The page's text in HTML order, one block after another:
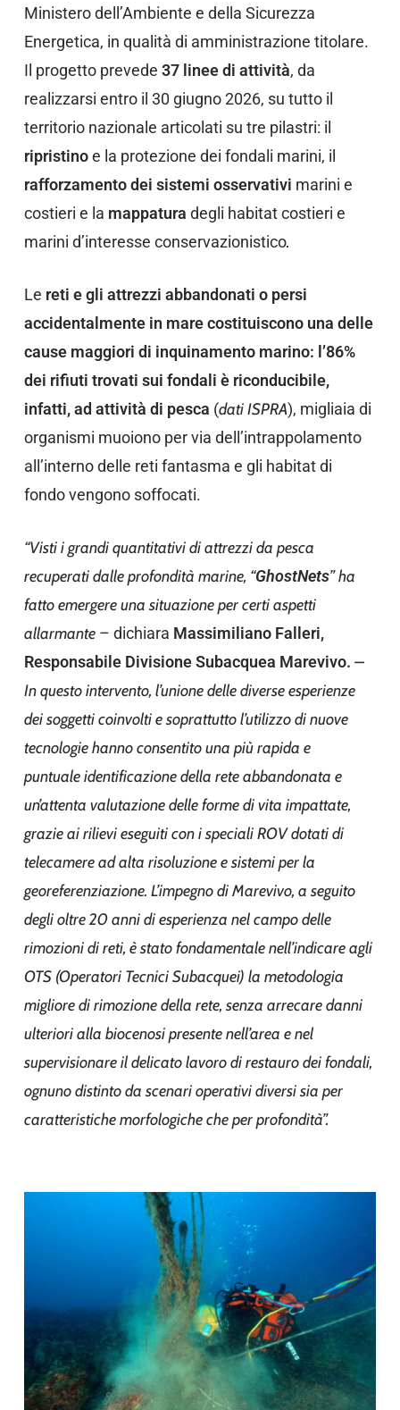
Ministero dell’Ambiente e della Sicurezza
Energetica, in qualità di amministrazione titolare.
Il progetto prevede 37 linee di attività, da
realizzarsi entro il 30 giugno 2026, su tutto il
territorio nazionale articolati su tre pilastri: il
ripristinoe la protezione dei fondali marini, il
rafforzamento dei sistemi osservativi marini e
costieri e la mappatura degli habitat costieri e
marini d’interesse conservazionistico.
Le reti e gli attrezzi abbandonati o persi
accidentalmente in mare costituiscono una delle
cause maggiori di inquinamento marino: l’86%
dei rifiuti trovati sui fondali è riconducibile,
infatti, ad attività di pesca (dati ISPRA), migliaia di
organismi muoiono per via dell’intrappolamento
all’interno delle reti fantasma e gli habitat di
fondo vengono soffocati.
“Visti i grandi quantitativi di attrezzi da pesca
recuperati dalle profondità marine, “GhostNets” ha
fatto emergere una situazione per certi aspetti
allarmante– dichiara Massimiliano Falleri,
Responsabile Divisione Subacquea Marevivo. –
In questo intervento, l’unione delle diverse esperienze
dei soggetti coinvolti e soprattutto l’utilizzo di nuove
tecnologie hanno consentito una più rapida e
puntuale identificazione della rete abbandonata e
un’attenta valutazione delle forme di vita impattate,
grazie ai rilievi eseguiti con i speciali ROV dotati di
telecamere ad alta risoluzione e sistemi per la
georeferenziazione. L’impegno di Marevivo, a seguito
degli oltre 20 anni di esperienza nel campo delle
rimozioni di reti, è stato fondamentale nell’indicare agli
OTS (Operatori Tecnici Subacquei) la metodologia
migliore di rimozione della rete, senza arrecare danni
ulteriori alla biocenosi presente nell’area e nel
supervisionare il delicato lavoro di restauro dei fondali,
ognuno distinto da scenari operativi diversi sia per
caratteristiche morfologiche che per profondità”.